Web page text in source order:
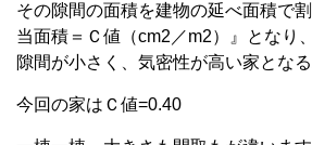
その隙間の面積を建物の延べ面積で
当面積＝Ｃ値（cm2／m2）』となり
隙間が小さく、気密性が高い家となる
今回の家はＣ値=0.40